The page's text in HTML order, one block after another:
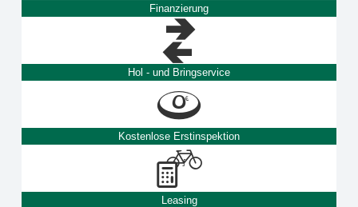
Finanzierung
Hol - und Bringservice
Kostenlose Erstinspektion
Leasing